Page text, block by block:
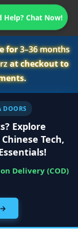
Help? Chat Now!
for3–36 months
at checkout to
DOORS
Explore
Tech,
Delivery (COD)